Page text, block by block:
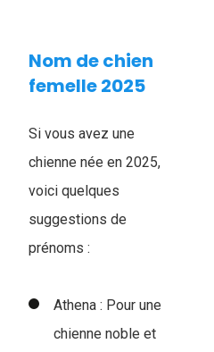
Nom de chien
femelle 2025
Si vous avez une
chienne née en 2025,
voici quelques
suggestions de
prénoms :
Athena : Pour une
chienne noble et